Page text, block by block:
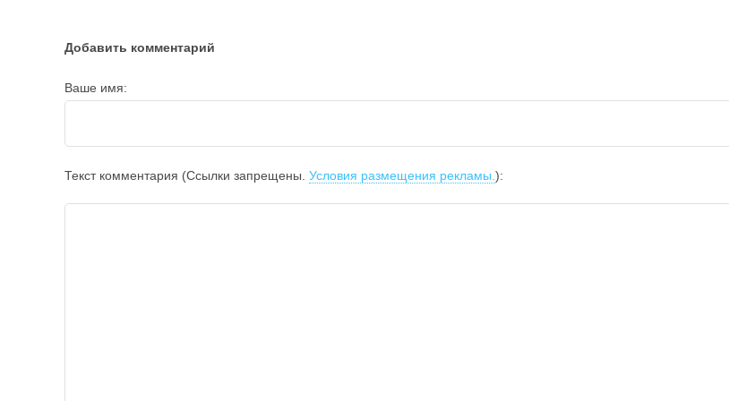
Добавить комментарий
Ваше имя:
Текст комментария (Ссылки запрещены. Условия размещения рекламы. ):